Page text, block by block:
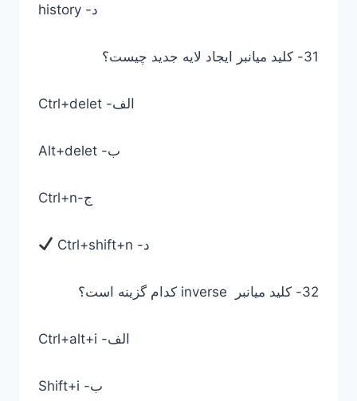
history -د
31- کلید میانبر ایجاد لایه جدید چیست؟
Ctrl+delet -الف
Alt+delet -ب
Ctrl+n-ج
Ctrl+shift+n -د
32- کلید میانبر inverse کدام گزینه است؟
Ctrl+alt+i -الف
Shift+i -ب